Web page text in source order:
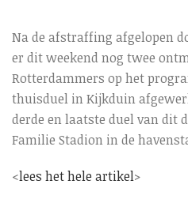
Na de afstraffing afgelopen
er dit weekend nog twee
Rotterdammers op het
thuisduel in Kijkduin
derde en laatste duel van dit
Familie Stadion in de
<lees het hele artikel>